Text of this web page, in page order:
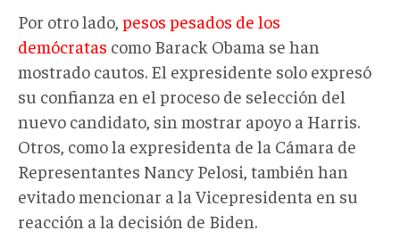
Por otro lado, pesos pesados de los
demócratas como Barack Obama se han
mostrado cautos. El expresidente solo expresó
su confianza en el proceso de selección del
nuevo candidato, sin mostrar apoyo a Harris.
Otros, como la expresidenta de la Cámara de
Representantes Nancy Pelosi, también han
evitado mencionar a la Vicepresidenta en su
reacción a la decisión de Biden.